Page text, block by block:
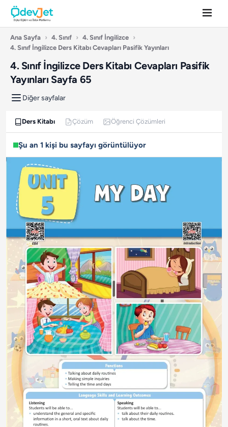
Ana Sayfa › 4. Sınıf › 4. Sınıf İngilizce ›
4. Sınıf İngilizce Ders Kitabı Cevapları Pasifik Yayınları
4. Sınıf İngilizce Ders Kitabı Cevapları Pasifik
Yayınları Sayfa 65
Diğer sayfalar
Ders Kitabı Çözüm Öğrenci Çözümleri
Şu an 1 kişi bu sayfayı görüntülüyor